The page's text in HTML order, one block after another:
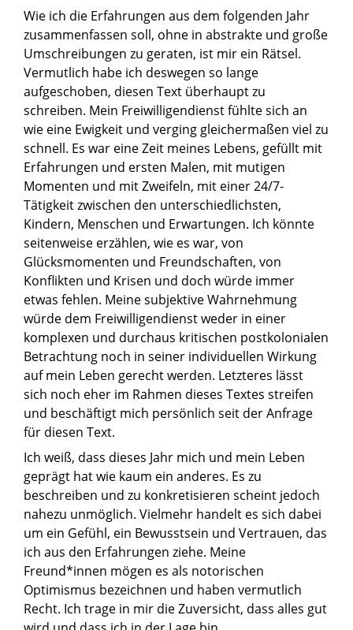
Wie ich die Erfahrungen aus dem folgenden Jahr
zusammenfassen soll, ohne in abstrakte und große
Umschreibungen zu geraten, ist mir ein Rätsel.
Vermutlich habe ich deswegen so lange
aufgeschoben, diesen Text überhaupt zu
schreiben. Mein Freiwilligendienst fühlte sich an
wie eine Ewigkeit und verging gleichermaßen viel zu
schnell. Es war eine Zeit meines Lebens, gefüllt mit
Erfahrungen und ersten Malen, mit mutigen
Momenten und mit Zweifeln, mit einer 24/7-
Tätigkeit zwischen den unterschiedlichsten,
Kindern, Menschen und Erwartungen. Ich könnte
seitenweise erzählen, wie es war, von
Glücksmomenten und Freundschaften, von
Konflikten und Krisen und doch würde immer
etwas fehlen. Meine subjektive Wahrnehmung
würde dem Freiwilligendienst weder in einer
komplexen und durchaus kritischen postkolonialen
Betrachtung noch in seiner individuellen Wirkung
auf mein Leben gerecht werden. Letzteres lässt
sich noch eher im Rahmen dieses Textes streifen
und beschäftigt mich persönlich seit der Anfrage
für diesen Text.
Ich weiß, dass dieses Jahr mich und mein Leben
geprägt hat wie kaum ein anderes. Es zu
beschreiben und zu konkretisieren scheint jedoch
nahezu unmöglich. Vielmehr handelt es sich dabei
um ein Gefühl, ein Bewusstsein und Vertrauen, das
ich aus den Erfahrungen ziehe. Meine
Freund*innen mögen es als notorischen
Optimismus bezeichnen und haben vermutlich
Recht. Ich trage in mir die Zuversicht, dass alles gut